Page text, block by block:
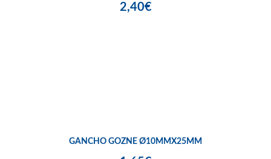
2,40€
GANCHO GOZNE Ø10MMX25MM